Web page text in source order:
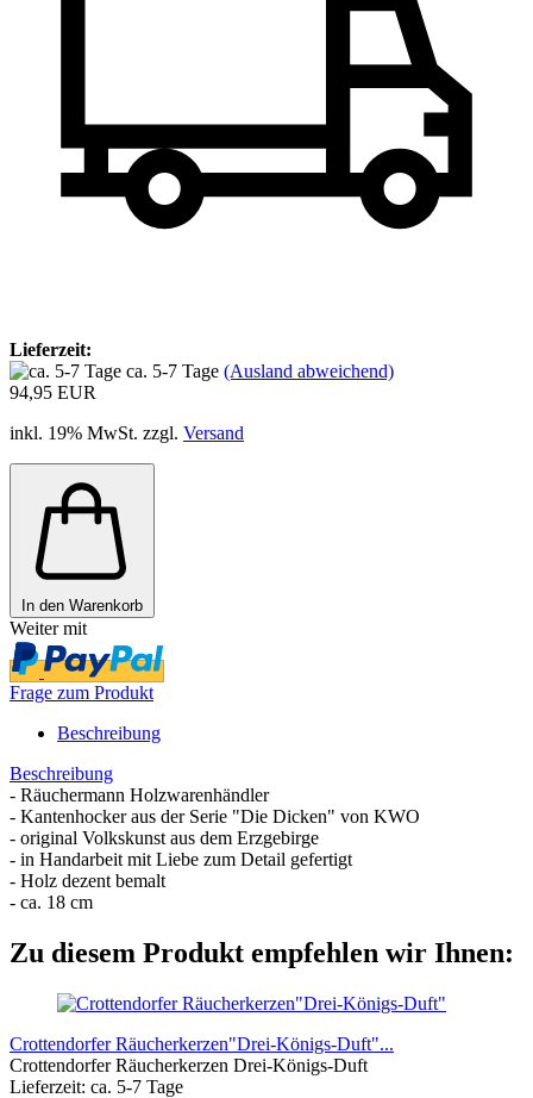
Lieferzeit:
ca. 5-7 Tage (Ausland abweichend)
94,95 EUR
inkl. 19% MwSt. zzgl. Versand
In den Warenkorb
Weiter mit
Frage zum Produkt
Beschreibung
Beschreibung
- Räuchermann Holzwarenhändler
- Kantenhocker aus der Serie "Die Dicken" von KWO
- original Volkskunst aus dem Erzgebirge
- in Handarbeit mit Liebe zum Detail gefertigt
- Holz dezent bemalt
- ca. 18 cm
Zu diesem Produkt empfehlen wir Ihnen:
Crottendorfer Räucherkerzen"Drei-Königs-Duft"...
Crottendorfer Räucherkerzen Drei-Königs-Duft
Lieferzeit: ca. 5-7 Tage